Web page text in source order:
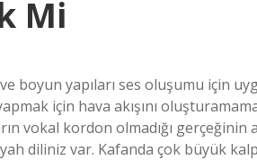
Mi
boyun yapıları ses oluşumu için
için hava akışını
vokal kordon olmadığı gerçeğinin
diliniz var. Kafanda çok büyük